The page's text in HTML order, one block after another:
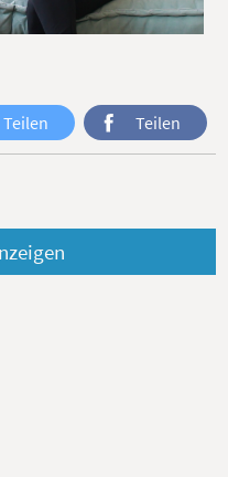
Teilen
Teilen